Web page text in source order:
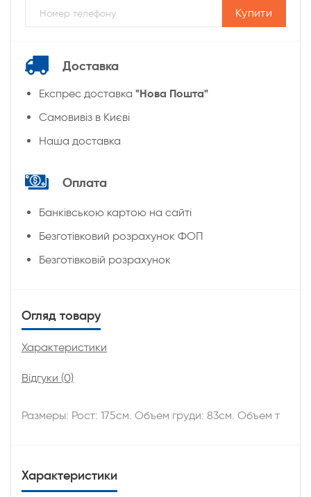
Купити
Доставка
Експрес доставка "Нова Пошта"
Cамовивіз в Києві
Наша доставка
Оплата
Банківською картою на сайті
Безготівковий розрахунок ФОП
Безготівковій розрахунок
Огляд товару
Характеристики
Відгуки (0)
Размеры: Рост: 175см. Объем груди: 83см. Объем т
Характеристики